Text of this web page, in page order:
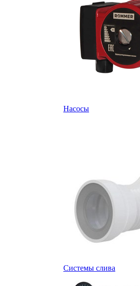
Насосы
Системы слива